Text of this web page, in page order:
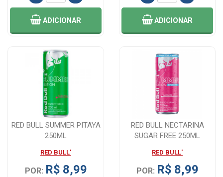
ADICIONAR ADICIONAR
RED BULL SUMMER PITAYA
250ML
RED BULL'
POR: R$ 8,99
RED BULL NECTARINA
SUGAR FREE 250ML
RED BULL'
POR: R$ 8,99